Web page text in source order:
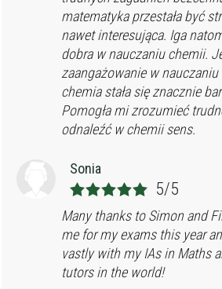
matematyka przestała być
nawet interesująca. Iga
dobra w nauczaniu chemii.
zaangażowanie w nauczaniu
chemia stała się znacznie
Pomogła mi zrozumieć
odnaleźć w chemii sens.
Sonia
5/5
Many thanks to Simon and
me for my exams this year
vastly with my IAs in Maths
tutors in the world!